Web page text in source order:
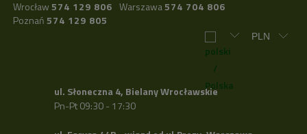
Wrocław 574 129 806 Warszawa574 704 806
Poznań 574 129 805
ul. Słoneczna 4, Bielany Wrocławskie
Pn-Pt 09:30 - 17:30